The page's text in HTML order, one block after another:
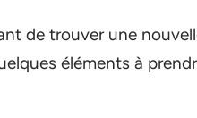
de trouver une
éléments à